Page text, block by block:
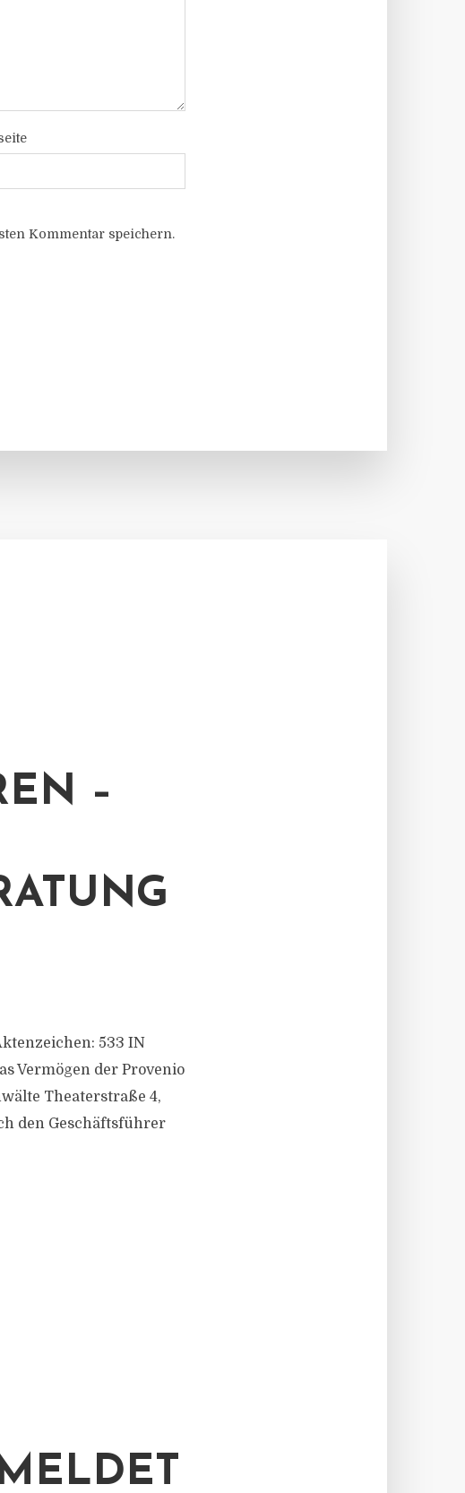
Kommentar speichern.
–
533 IN
Vermögen der Provenio
Theaterstraße 4,
den Geschäftsführer